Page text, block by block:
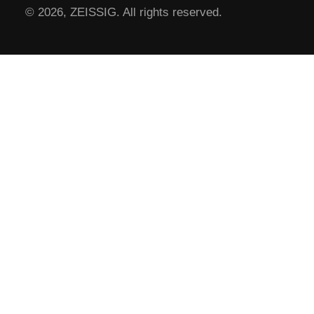
© 2026, ZEISSIG. All rights reserved.